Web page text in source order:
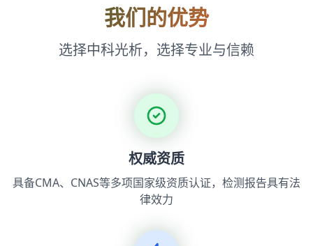
我们的优势
选择中科光析，选择专业与信赖
权威资质
具备CMA、CNAS等多项国家级资质认证，检测报告具有法
律效力